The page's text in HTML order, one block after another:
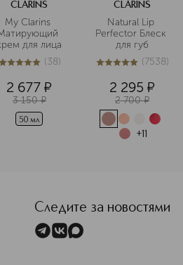
CLARINS
My Clarins
для лица
5из 538 (38)
2 677 ¤
3 150 ¤
50 мл
CLARINS
Natural Lip
Perfector Блеск
для губ
5из 57538 (7538)
2 295 ¤
2 700 ¤
+11
Следите за новостями